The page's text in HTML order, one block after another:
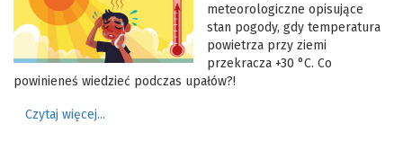
meteorologiczne opisujące
stan pogody, gdy temperatura
powietrza przy ziemi
przekracza +30 °C. Co
powinieneś wiedzieć podczas upałów?!
Czytaj więcej...